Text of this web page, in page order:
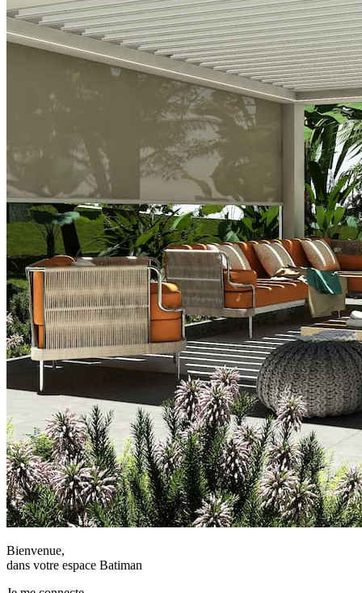
Bienvenue,
dans votre espace Batiman